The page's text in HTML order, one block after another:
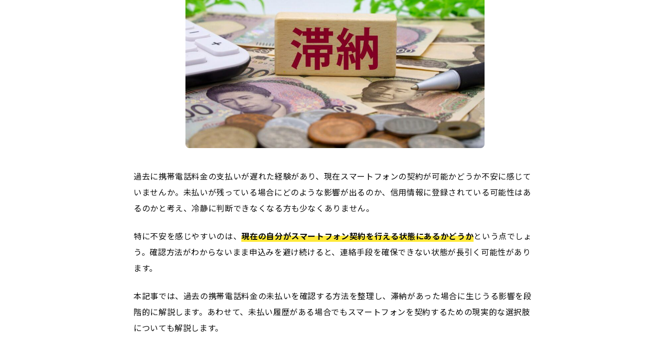
過去に携帯電話料金の支払いが遅れた経験があり、現在スマートフォンの契約が可能かどうか不安に感じて
いませんか。未払いが残っている場合にどのような影響が出るのか、信用情報に登録されている可能性はあ
るのかと考え、冷静に判断できなくなる方も少なくありません。
特に不安を感じやすいのは、現在の自分がスマートフォン契約を行える状態にあるかどうかという点でしょ
う。確認方法がわからないまま申込みを避け続けると、連絡手段を確保できない状態が長引く可能性があり
ます。
本記事では、過去の携帯電話料金の未払いを確認する方法を整理し、滞納があった場合に生じうる影響を段
階的に解説します。あわせて、未払い履歴がある場合でもスマートフォンを契約するための現実的な選択肢
についても解説します。